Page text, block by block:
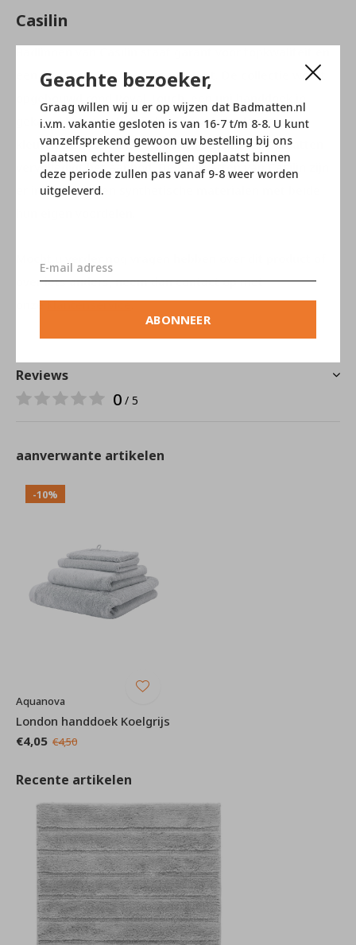
Geachte bezoeker,
Graag willen wij u er op wijzen dat Badmatten.nl
i.v.m. vakantie gesloten is van 16-7 t/m 8-8. U kunt
vanzelfsprekend gewoon uw bestelling bij ons
plaatsen echter bestellingen geplaatst binnen
deze periode zullen pas vanaf 9-8 weer worden
uitgeleverd.
ABONNEER
Casilin
een uitgebreid kleurenassortiment. De collectie wordt
gekamd katoen. Verkrijgbaar in vele hedendaagse
kleuren. Een ruime keuze aan bijpassende badmatten
vervolledigt het aanbod. De badmatten van Casilin zijn
er in katoenen en synthetische materialen met beide
over iets anders, neem dan contact op met
onzeklantenservice.
Reviews
0 / 5
aanverwante artikelen
-10%
Aquanova
London handdoek Koelgrijs
€4,05 €4,50
Recente artikelen